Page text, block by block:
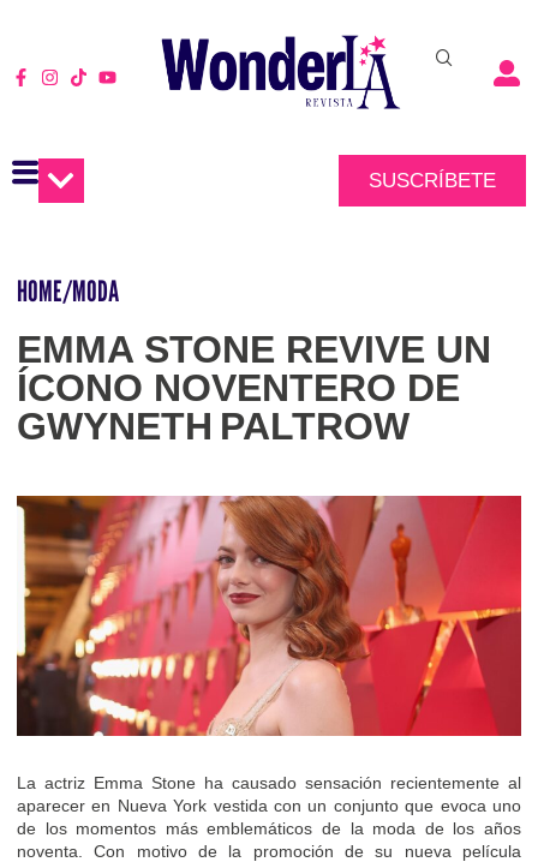
SUSCRÍBETE
HOME/MODA
EMMA STONE REVIVE UN
ÍCONO NOVENTERO DE
GWYNETH PALTROW
La actriz Emma Stone ha causado sensación recientemente al
aparecer en Nueva York vestida con un conjunto que evoca uno
de los momentos más emblemáticos de la moda de los años
noventa. Con motivo de la promoción de su nueva película